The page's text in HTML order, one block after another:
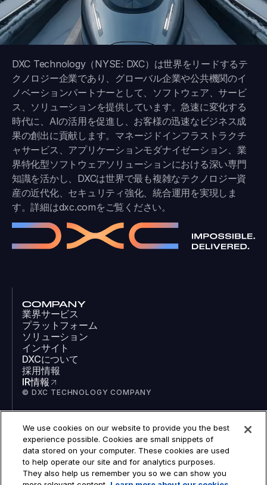
DXC Technology（NYSE: DXC）は世界をリードするテ
クノロジー企業であり、グローバル企業や公共機関のイ
ノベーションパートナーとして、ソフトウェア、サービ
ス、ソリューションを提供しています。急速に変化する
時代に、AIの活用を促進し、お客様の迅速なビジネス成
果の創出に貢献します。マネージドインフラストラクチ
ャサービス、アプリケーションモダナイゼーション、業
界特化型ソフトウェアソリューションにおける深い専門
知識を活かし、DXCは世界で最も複雑なテクノロジー資
産の近代化、セキュリティ強化、統合運用を実現しま
す。詳細はdxc.comをご覧ください。
COMPANY
業界サービス
プラットフォーム
ソリューション
インサイト
DXCについて
採用情報
IR情報
© DXC TECHNOLOGY COMPANY
SOCIAL
LinkedIn
Facebook
Instagram
YouTube
We use cookies on our website to provide you the best
experience possible. Cookies are small snippets of
data stored on your computer. These cookies are used
to help operate our site and for analytics purposes.
They also help us remember you so we can show you